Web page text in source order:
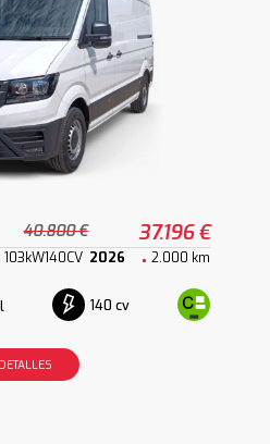
40.800 € 37.196 €
2026 2.000 km
140 cv